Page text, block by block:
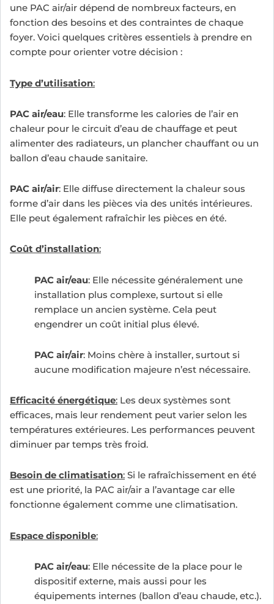
une PAC air/air dépend de nombreux facteurs, en
fonction des besoins et des contraintes de chaque
foyer. Voici quelques critères essentiels à prendre en
compte pour orienter votre décision :
Type d’utilisation:
PAC air/eau: Elle transforme les calories de l’air en
chaleur pour le circuit d’eau de chauffage et peut
alimenter des radiateurs, un plancher chauffant ou un
ballon d’eau chaude sanitaire.
PAC air/air: Elle diffuse directement la chaleur sous
forme d’air dans les pièces via des unités intérieures.
Elle peut également rafraîchir les pièces en été.
Coût d’installation:
PAC air/eau: Elle nécessite généralement une
installation plus complexe, surtout si elle
remplace un ancien système. Cela peut
engendrer un coût initial plus élevé.
PAC air/air: Moins chère à installer, surtout si
aucune modification majeure n’est nécessaire.
Efficacité énergétique: Les deux systèmes sont
efficaces, mais leur rendement peut varier selon les
températures extérieures. Les performances peuvent
diminuer par temps très froid.
Besoin de climatisation: Si le rafraîchissement en été
est une priorité, la PAC air/air a l’avantage car elle
fonctionne également comme une climatisation.
Espace disponible:
PAC air/eau: Elle nécessite de la place pour le
dispositif externe, mais aussi pour les
équipements internes (ballon d’eau chaude, etc.).